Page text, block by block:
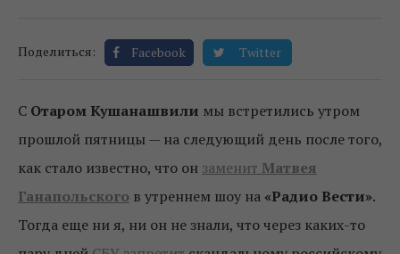
Поделиться: Facebook Twitter
С Отаром Кушанашвили мы встретились утром
прошлой пятницы — на следующий день после того,
как стало известно, что он заменит Матвея
Ганапольского в утреннем шоу на «Радио Вести».
Тогда еще ни я, ни он не знали, что через каких-то